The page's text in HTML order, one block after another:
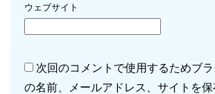
ウェブサイト
次回のコメントで使用するためブ
の名前、メールアドレス、サイトを保